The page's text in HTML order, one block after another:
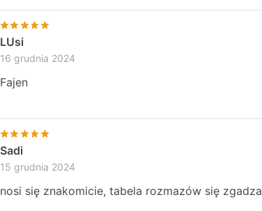
LUsi
16 grudnia 2024
Fajen
Sadi
15 grudnia 2024
nosi się znakomicie, tabela rozmazów się zgadza